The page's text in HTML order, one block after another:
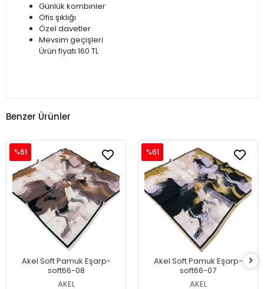
Günlük kombinler
Ofis şıklığı
Özel davetler
Mevsim geçişleri
Ürün fiyatı:160 TL
Benzer Ürünler
Akel Soft Pamuk Eşarp-
soft66-08
AKEL
%61
Akel Soft Pamuk Eşarp-
soft66-07
AKEL
%61